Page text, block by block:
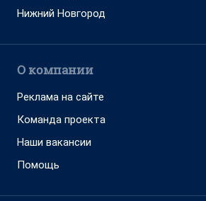
Нижний Новгород
О компании
Реклама на сайте
Команда проекта
Наши вакансии
Помощь